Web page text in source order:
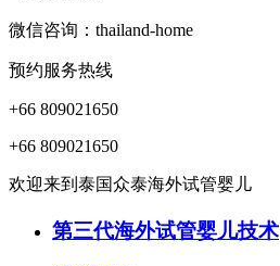
微信咨询：thailand-home
预约服务热线
+66 809021650
+66 809021650
欢迎来到泰国众泰海外试管婴儿
第三代海外试管婴儿技术